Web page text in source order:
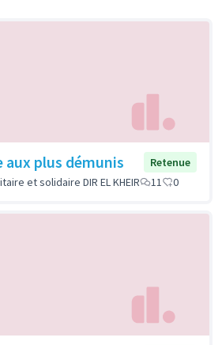
plus démunis
Retenue
et solidaire DIR EL KHEIR
11 0